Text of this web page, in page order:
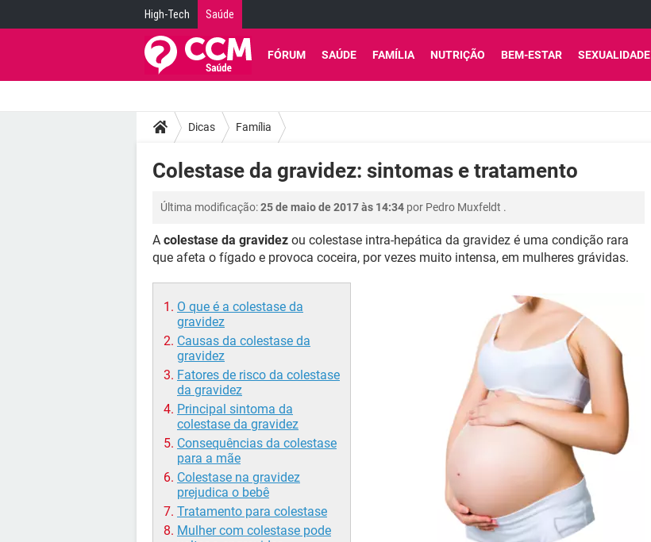
High-Tech Saúde
FÓRUM SAÚDE FAMÍLIA NUTRIÇÃO BEM-ESTAR SEXUALIDADE
Dicas Família
Colestase da gravidez: sintomas e tratamento
Última modificação:25 de maio de 2017 às 14:34 por Pedro Muxfeldt .
A colestase da gravidez ou colestase intra-hepática da gravidez é uma condição rara
que afeta o fígado e provoca coceira, por vezes muito intensa, em mulheres grávidas.
O que é a colestase da
gravidez
Causas da colestase da
gravidez
Fatores de risco da colestase
da gravidez
Principal sintoma da
colestase da gravidez
Consequências da colestase
para a mãe
Colestase na gravidez
prejudica o bebê
Tratamento para colestase
Mulher com colestase pode